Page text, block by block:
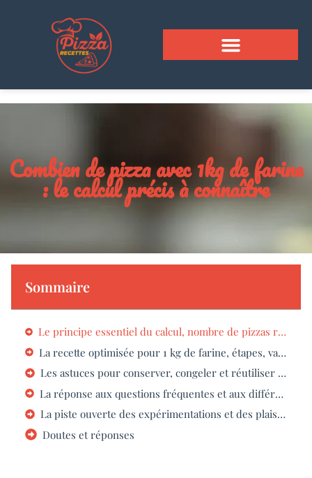
Combien de pizza avec 1kg de farine
: le calcul précis à connaître
Sommaire
Le principe essentiel du calcul, nombre de pizzas réalisables avec 1 kg de farine
La recette optimisée pour 1 kg de farine, étapes, variantes et ajustements
Les astuces pour conserver, congeler et réutiliser la pâte à pizza
La réponse aux questions fréquentes et aux différences techniques
La piste ouverte des expérimentations et des plaisirs partagés
Doutes et réponses